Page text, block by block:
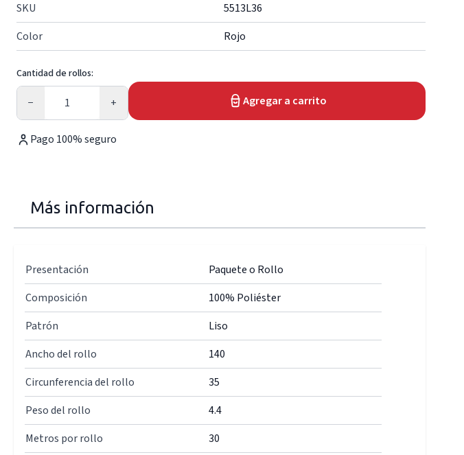
SKU
5513L36
Color
Rojo
Cantidad de rollos:
−
Cantidad
+ Agregar a carrito
Pago 100% seguro
Más información
Presentación
Paquete o Rollo
Composición
100% Poliéster
Patrón
Liso
Ancho del rollo
140
Circunferencia del rollo
35
Peso del rollo
4.4
Metros por rollo
30